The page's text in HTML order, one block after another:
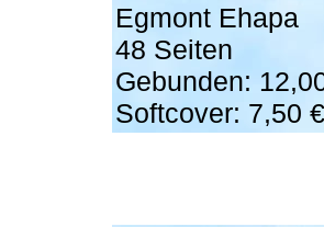
Egmont Ehapa
48 Seiten
Gebunden:
Softcover: 7,50 €